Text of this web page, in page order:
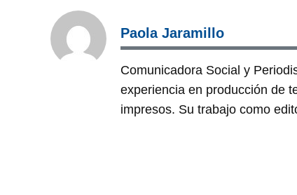
Paola Jaramillo
Comunicadora Social y
experiencia en producción de
impresos. Su trabajo como